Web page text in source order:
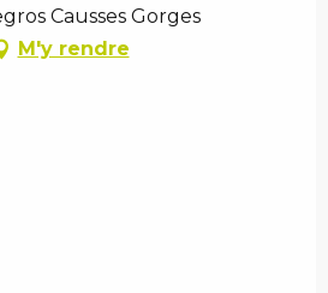
Causses Gorges
M'y rendre